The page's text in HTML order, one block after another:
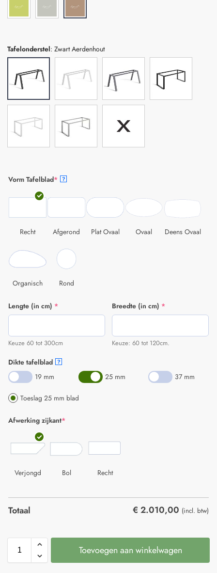
Tafelonderstel: Zwart Aerdenhout
Vorm Tafelblad* ?
Recht Afgerond Plat Ovaal Ovaal Deens Ovaal
Organisch Rond
Lengte (in cm) *
Keuze 60 tot 300cm
Breedte (in cm) *
Keuze: 60 tot 120cm.
Dikte tafelblad ?
19 mm 25 mm 37 mm
Toeslag 25 mm blad
Afwerking zijkant*
Verjongd Bol Recht
Totaal € 2.010,00 (incl. btw)
Toevoegen aan winkelwagen